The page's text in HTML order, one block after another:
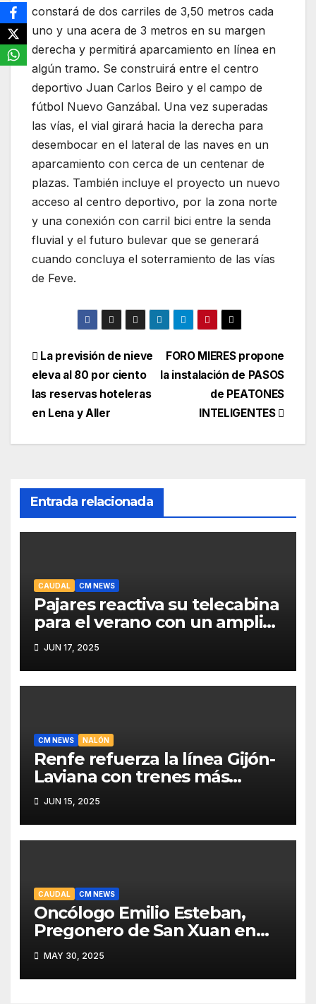
constará de dos carriles de 3,50 metros cada
uno y una acera de 3 metros en su margen
derecha y permitirá aparcamiento en línea en
algún tramo. Se construirá entre el centro
deportivo Juan Carlos Beiro y el campo de
fútbol Nuevo Ganzábal. Una vez superadas
las vías, el vial girará hacia la derecha para
desembocar en el lateral de las naves en un
aparcamiento con cerca de un centenar de
plazas. También incluye el proyecto un nuevo
acceso al centro deportivo, por la zona norte
y una conexión con carril bici entre la senda
fluvial y el futuro bulevar que se generará
cuando concluya el soterramiento de las vías
de Feve.
Navegación
de
entradas
FORO MIERES propone
la instalación de PASOS
de PEATONES
INTELIGENTES
La previsión de nieve
eleva al 80 por ciento
las reservas hoteleras
en Lena y Aller
Entrada relacionada
CAUDAL CM NEWS
Pajares reactiva su telecabina
para el verano con un amplio
programa de actividades
JUN 17, 2025
CM NEWS NALÓN
Renfe refuerza la línea Gijón-
Laviana con trenes más
fiables y mejor servicio para
recuperar viajeros
JUN 15, 2025
CAUDAL CM NEWS
Oncólogo Emilio Esteban,
Pregonero de San Xuan en
Mieres: Un Honor para Turón
y el HUCA
MAY 30, 2025